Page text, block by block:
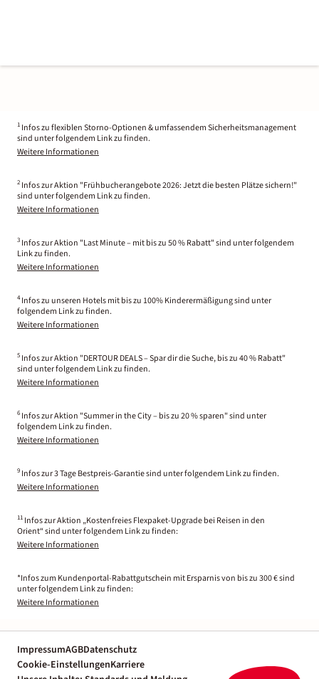
1 Infos zu flexiblen Storno-Optionen & umfassendem Sicherheitsmanagement
sind unter folgendem Link zu finden.
Weitere Informationen
2 Infos zur Aktion "Frühbucherangebote 2026: Jetzt die besten Plätze sichern!"
sind unter folgendem Link zu finden.
Weitere Informationen
3 Infos zur Aktion "Last Minute – mit bis zu 50 % Rabatt" sind unter folgendem
Link zu finden.
Weitere Informationen
4 Infos zu unseren Hotels mit bis zu 100% Kinderermäßigung sind unter
folgendem Link zu finden.
Weitere Informationen
5 Infos zur Aktion "DERTOUR DEALS – Spar dir die Suche, bis zu 40 % Rabatt"
sind unter folgendem Link zu finden.
Weitere Informationen
6 Infos zur Aktion "Summer in the City – bis zu 20 % sparen" sind unter
folgendem Link zu finden.
Weitere Informationen
9 Infos zur 3 Tage Bestpreis-Garantie sind unter folgendem Link zu finden.
Weitere Informationen
11 Infos zur Aktion „Kostenfreies Flexpaket-Upgrade bei Reisen in den
Orient“ sind unter folgendem Link zu finden:
Weitere Informationen
*Infos zum Kundenportal-Rabattgutschein mit Ersparnis von bis zu 300 € sind
unter folgendem Link zu finden:
Weitere Informationen
ImpressumAGBDatenschutz
Cookie-EinstellungenKarriere